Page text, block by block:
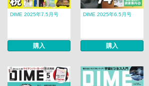
DIME 2025年7.5月号
購入
DIME 2025年6.5月号
購入